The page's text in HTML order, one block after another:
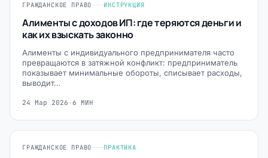
ГРАЖДАНСКОЕ ПРАВО ИНСТРУКЦИЯ
Алименты с доходов ИП: где теряются деньги и
как их взыскать законно
Алименты с индивидуального предпринимателя часто
превращаются в затяжной конфликт: предприниматель
показывает минимальные обороты, списывает расходы,
выводит…
24 Мар 2026 · 6 МИН
ГРАЖДАНСКОЕ ПРАВО ПРАКТИКА